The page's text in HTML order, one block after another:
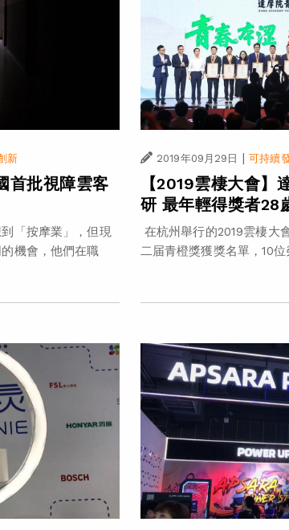
新
首批視障雲客
「按摩業」，但現
機會，他們在職
2019年09月29日 | 可持續
【2019雲棲大會】
研 最年輕得獎者28
在杭州舉行的2019雲棲大
二届青橙獎獲獎名單，10